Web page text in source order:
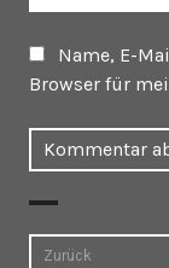
Name, E-
Browser für
Zurück